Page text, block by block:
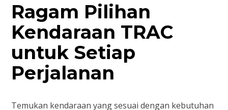
Ragam Pilihan
Kendaraan TRAC
untuk Setiap
Perjalanan
Temukan kendaraan yang sesuai dengan kebutuhan